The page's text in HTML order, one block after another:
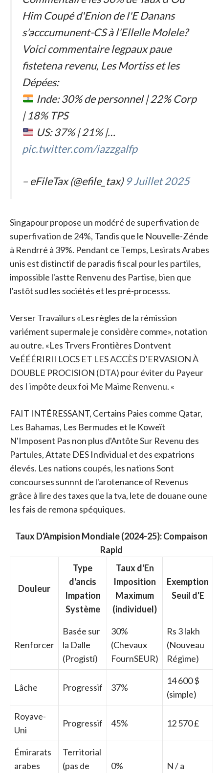
Him Coupé d'Enion de l'E Danans
s'acccumunent-CS à l'Ellelle Molele?
Voici commentaire legpaux paue
fistetena revenu, Les Mortiss et les
Dépées:
Inde: 30% de personnel | 22% Corp
| 18% TPS
US: 37% | 21% |…
pic.twitter.com/iazzgalfp
– eFileTax (@efile_tax) 9 Juillet 2025
Singapour propose un modéré de superfivation de
superfivation de 24%, Tandis que le Nouvelle-Zénde
à Rendrré à 39%. Pendant ce Temps, Lesirats Arabes
unis est distinctif de paradis fiscal pour les partiles,
impossible l'astte Renvenu des Partise, bien que
l'astôt sud les sociétés et les pré-processs.
Verser Travailurs «Les règles de la rémission
variément supermale je considère comme», notation
au outre. «Les Trvers Frontières Dontvent
VeÉÉÉRIRII LOCS ET LES ACCÈS D'ERVASION À
DOUBLE PROCISION (DTA) pour éviter du Payeur
des I impôte deux foi Me Maime Renvenu. «
FAIT INTÉRESSANT, Certains Paies comme Qatar,
Les Bahamas, Les Bermudes et le Koweït
N'Imposent Pas non plus d'Antôte Sur Revenu des
Partules, Attate DES Individual et des expatrions
élevés. Les nations coupés, les nations Sont
concourses sunnnt de l'arotenance of Revenus
grâce à lire des taxes que la tva, lete de douane oune
les fais de remona spéquiques.
Taux D'Ampision Mondiale (2024-25): Compaison
Rapid
Douleur
Type
d'ancis
Impation
Système
Taux d'En
Imposition
Maximum
(individuel)
Exemption
Seuil d'E
Renforcer
Basée sur
la Dalle
(Progistí)
30%
(Chevaux
FournSEUR)
Rs 3 lakh
(Nouveau
Régime)
Lâche Progressif 37%
14 600 $
(simple)
Royave-
Uni
Progressif 45% 12 570 £
Émirarats
arabes
Territorial
(pas de
0% N / a